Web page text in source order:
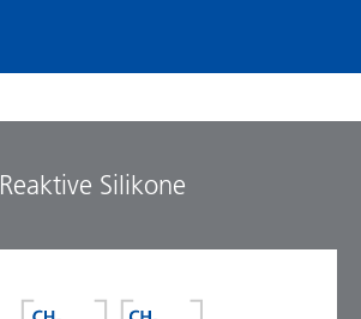
Reaktive Silikone